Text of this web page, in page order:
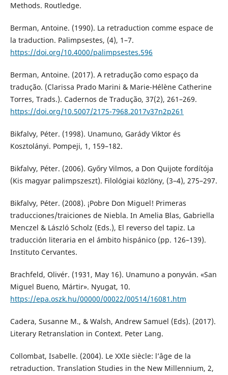
Methods. Routledge.
Berman, Antoine. (1990). La retraduction comme espace de
la traduction. Palimpsestes, (4), 1–7.
https://doi.org/10.4000/palimpsestes.596
Berman, Antoine. (2017). A retradução como espaço da
tradução. (Clarissa Prado Marini & Marie-Hélène Catherine
Torres, Trads.). Cadernos de Tradução, 37(2), 261–269.
https://doi.org/10.5007/2175-7968.2017v37n2p261
Bikfalvy, Péter. (1998). Unamuno, Garády Viktor és
Kosztolányi. Pompeji, 1, 159–182.
Bikfalvy, Péter. (2006). Győry Vilmos, a Don Quijote fordítója
(Kis magyar palimpszeszt). Filológiai közlöny, (3–4), 275–297.
Bikfalvy, Péter. (2008). ¡Pobre Don Miguel! Primeras
traducciones/traiciones de Niebla. In Amelia Blas, Gabriella
Menczel & László Scholz (Eds.), El reverso del tapiz. La
traducción literaria en el ámbito hispánico (pp. 126–139).
Instituto Cervantes.
Brachfeld, Olivér. (1931, May 16). Unamuno a ponyván. «San
Miguel Bueno, Mártir». Nyugat, 10.
https://epa.oszk.hu/00000/00022/00514/16081.htm
Cadera, Susanne M., & Walsh, Andrew Samuel (Eds). (2017).
Literary Retranslation in Context. Peter Lang.
Collombat, Isabelle. (2004). Le XXIe siècle: l’âge de la
retraduction. Translation Studies in the New Millennium, 2,